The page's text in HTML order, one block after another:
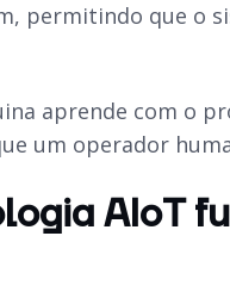
permitindo que o
aprende com o
um operador
AIoT